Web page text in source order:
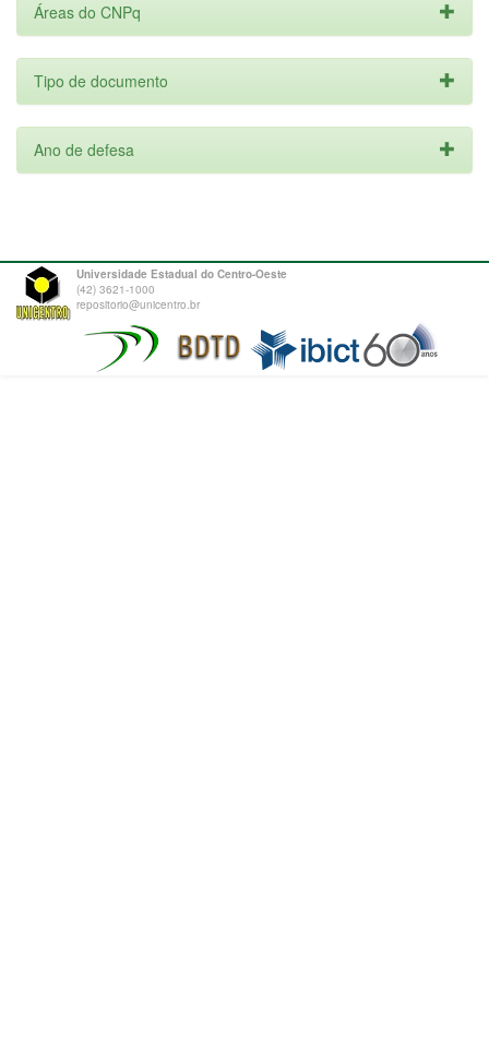
Áreas do CNPq
Tipo de documento
Ano de defesa
Universidade Estadual do Centro-Oeste
(42) 3621-1000
repositorio@unicentro.br